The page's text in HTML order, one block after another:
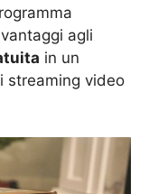
agli
in un
streaming video